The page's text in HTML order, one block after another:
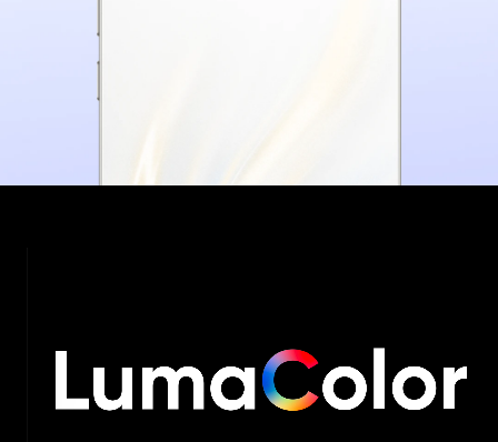
Le seul Appareil photo Portrait avant de
50 MP dans cette catégorie de prix